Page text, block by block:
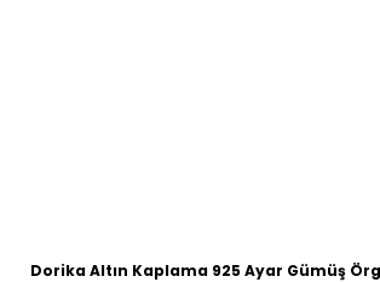
Dorika Altın Kaplama 925 Ayar Gümüş